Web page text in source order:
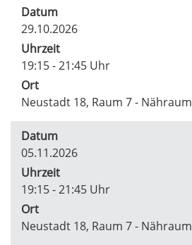
Datum
29.10.2026
Uhrzeit
19:15 - 21:45 Uhr
Ort
Neustadt 18, Raum 7 - Nähraum
Datum
05.11.2026
Uhrzeit
19:15 - 21:45 Uhr
Ort
Neustadt 18, Raum 7 - Nähraum